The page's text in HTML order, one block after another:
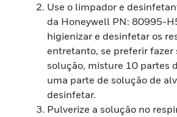
Use o limpador e
da Honeywell PN: 80995-
higienizar e desinfetar os
entretanto, se preferir fazer
solução, misture 10 partes
uma parte de solução de
desinfetar.
Pulverize a solução no